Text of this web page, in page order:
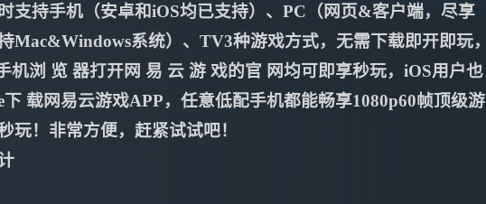
支持手机（安卓和iOS均已支持）、PC（网页&客户端，尽享
Mac&Windows系统）、TV3种游戏方式，无需下载即开即玩，
机浏 览 器打开网 易 云 游 戏的官 网均可即享秒玩，iOS用户也
载网易云游戏APP，任意低配手机都能畅享1080p60帧顶级游
玩！非常方便，赶紧试试吧！